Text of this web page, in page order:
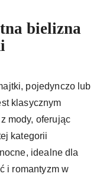
bielizna
pojedynczo lub
klasycznym
mody, oferując
kategorii
idealne dla
i romantyzm w